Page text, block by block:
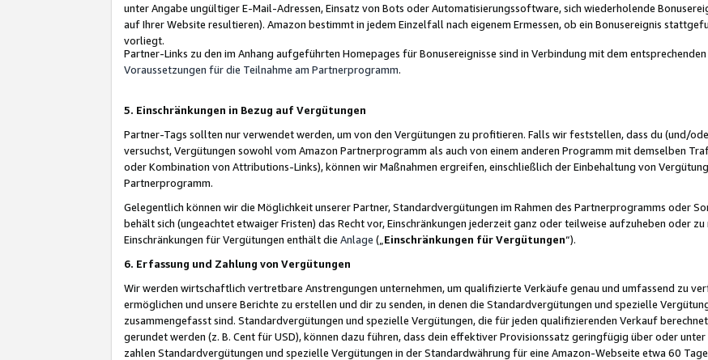
unter Angabe ungültiger E-Mail-Adressen, Einsatz von Bots oder Automatisierungssoftware, sich wiederholende
auf Ihrer Website resultieren). Amazon bestimmt in jedem Einzelfall nach eigenem Ermessen, ob ein Bonusereignis
vorliegt.
Partner-Links zu den im Anhang aufgeführten Homepages für Bonusereignisse sind in Verbindung mit dem
Voraussetzungen für die Teilnahme am Partnerprogramm.
5. Einschränkungen in Bezug auf Vergütungen
Partner-Tags sollten nur verwendet werden, um von den Vergütungen zu profitieren. Falls wir feststellen, dass du (und/
versuchst, Vergütungen sowohl vom Amazon Partnerprogramm als auch von einem anderen Programm mit demselben
oder Kombination von Attributions-Links), können wir Maßnahmen ergreifen, einschließlich der Einbehaltung von
Partnerprogramm.
Gelegentlich können wir die Möglichkeit unserer Partner, Standardvergütungen im Rahmen des Partnerprogramms oder
behält sich (ungeachtet etwaiger Fristen) das Recht vor, Einschränkungen jederzeit ganz oder teilweise aufzuheben oder
Einschränkungen für Vergütungen enthält die Anlage („ Einschränkungen für Vergütungen“).
6. Erfassung und Zahlung von Vergütungen
Wir werden wirtschaftlich vertretbare Anstrengungen unternehmen, um qualifizierte Verkäufe genau und umfassend zu
ermöglichen und unsere Berichte zu erstellen und dir zu senden, in denen die Standardvergütungen und spezielle
zusammengefasst sind. Standardvergütungen und spezielle Vergütungen, die für jeden qualifizierenden Verkauf
gerundet werden (z. B. Cent für USD), können dazu führen, dass dein effektiver Provisionssatz geringfügig über oder
zahlen Standardvergütungen und spezielle Vergütungen in der Standardwährung für eine Amazon-Webseite etwa 60